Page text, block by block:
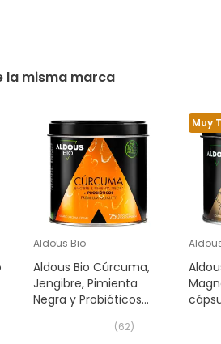
la misma marca
Aldous Bio
Aldous Bio Cúrcuma,
Jengibre, Pimienta
Negra y Probióticos
(62)
Muy